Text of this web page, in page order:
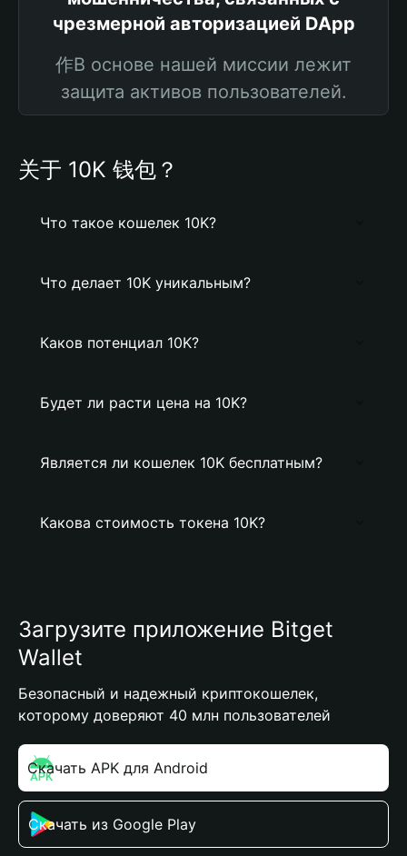
чрезмерной авторизацией DApp
作В основе нашей миссии лежит
защита активов пользователей.
关于 10K 钱包？
Что такое кошелек 10K?
Что делает 10K уникальным?
Каков потенциал 10K?
Будет ли расти цена на 10K?
Является ли кошелек 10K бесплатным?
Какова стоимость токена 10K?
Загрузите приложение Bitget
Wallet
Безопасный и надежный криптокошелек,
которому доверяют 40 млн пользователей
Скачать APK для Android
Скачать из Google Play